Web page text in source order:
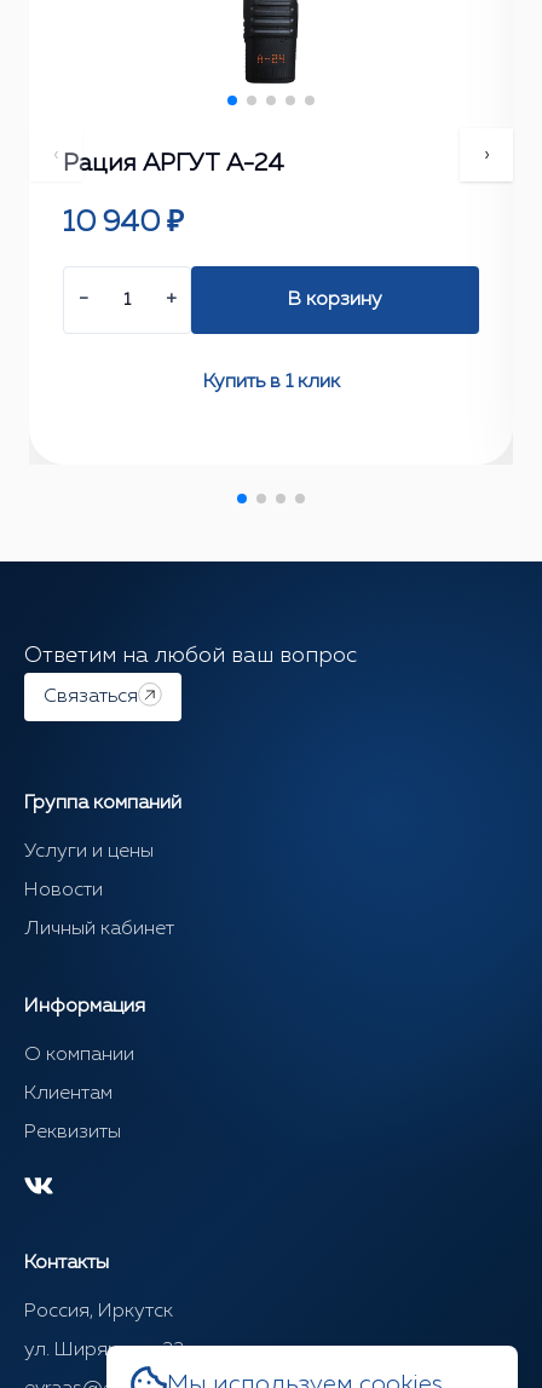
Рация АРГУТ А-24
10 940 ₽
− + В корзину
Купить в 1 клик
‹ ›
Ответим на любой ваш вопрос
Связаться
Группа компаний
Услуги и цены
Новости
Личный кабинет
Информация
О компании
Клиентам
Реквизиты
Контакты
Россия, Иркутск
ул. Ширямова, 22